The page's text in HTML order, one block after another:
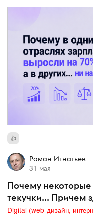
Роман Игнатьев
31 мая
Почему
текучки... Причем